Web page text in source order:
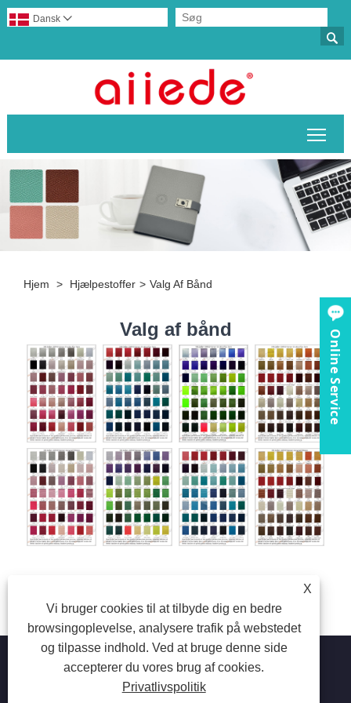

Dansk 
Hjem > Hjælpestoffer > Valg Af Bånd
Valg af bånd
X
Vi bruger cookies til at tilbyde dig en bedre
browsingoplevelse, analysere trafik på webstedet
og tilpasse indhold. Ved at bruge denne side
accepterer du vores brug af cookies.
Privatlivspolitik
Online Service